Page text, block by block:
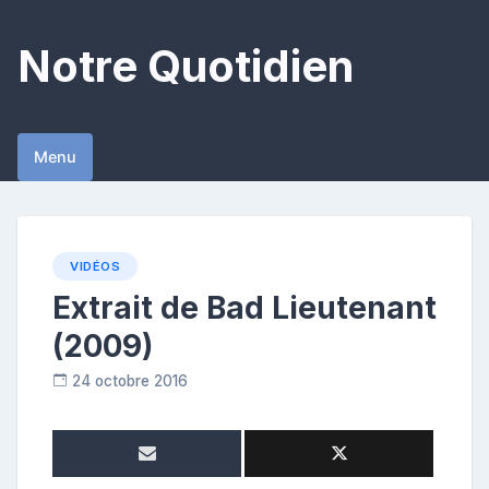
content
Notre Quotidien
Menu
VIDÉOS
Extrait de Bad Lieutenant
(2009)
24 octobre 2016
o